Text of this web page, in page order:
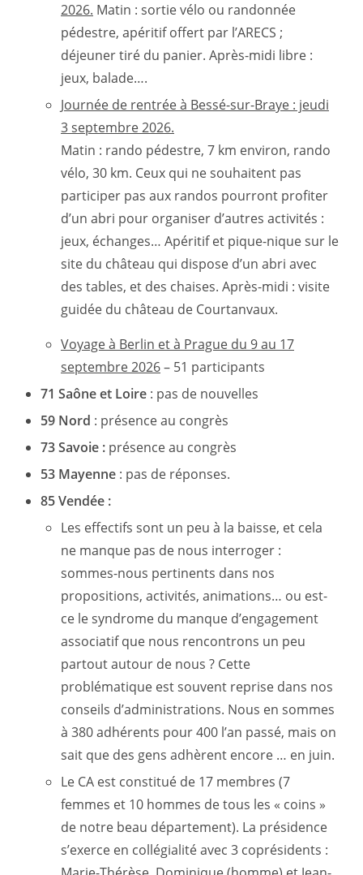
2026. Matin : sortie vélo ou randonnée
pédestre, apéritif offert par l’ARECS ;
déjeuner tiré du panier. Après-midi libre :
jeux, balade….
Journée de rentrée à Bessé-sur-Braye : jeudi
3 septembre 2026.
Matin : rando pédestre, 7 km environ, rando
vélo, 30 km. Ceux qui ne souhaitent pas
participer pas aux randos pourront profiter
d’un abri pour organiser d’autres activités :
jeux, échanges… Apéritif et pique-nique sur le
site du château qui dispose d’un abri avec
des tables, et des chaises. Après-midi : visite
guidée du château de Courtanvaux.
Voyage à Berlin et à Prague du 9 au 17
septembre 2026– 51 participants
71 Saône et Loire : pas de nouvelles
59 Nord : présence au congrès
73 Savoie : présence au congrès
53 Mayenne : pas de réponses.
85 Vendée :
Les effectifs sont un peu à la baisse, et cela
ne manque pas de nous interroger :
sommes-nous pertinents dans nos
propositions, activités, animations… ou est-
ce le syndrome du manque d’engagement
associatif que nous rencontrons un peu
partout autour de nous ? Cette
problématique est souvent reprise dans nos
conseils d’administrations. Nous en sommes
à 380 adhérents pour 400 l’an passé, mais on
sait que des gens adhèrent encore … en juin.
Le CA est constitué de 17 membres (7
femmes et 10 hommes de tous les « coins »
de notre beau département). La présidence
s’exerce en collégialité avec 3 coprésidents :